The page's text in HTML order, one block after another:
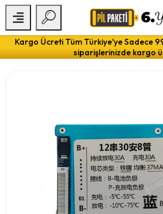
Kargo Ücreti Tüm Türkiye'ye Sadece
siparişlerinizde kargo